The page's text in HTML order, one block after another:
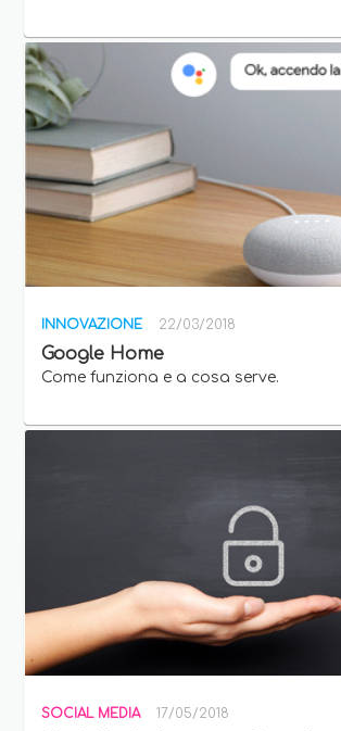
INNOVAZIONE 22/03/2018
Google Home
Come funziona e a cosa serve.
SOCIAL MEDIA 17/05/2018